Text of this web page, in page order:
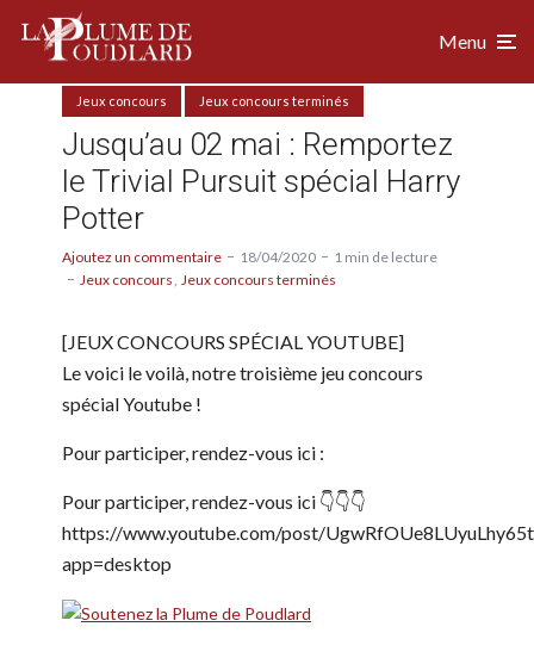
Menu
Jeux concours Jeux concours terminés
Jusqu’au 02 mai : Remportez
le Trivial Pursuit spécial Harry
Potter
Ajoutez un commentaire 18/04/2020
1 min de lecture
Jeux concours
Jeux concours terminés
[JEUX CONCOURS SPÉCIAL YOUTUBE]
Le voici le voilà, notre troisième jeu concours
spécial Youtube !
Pour participer, rendez-vous ici :
Pour participer, rendez-vous ici 👇👇👇
https://www.youtube.com/post/
app=desktop